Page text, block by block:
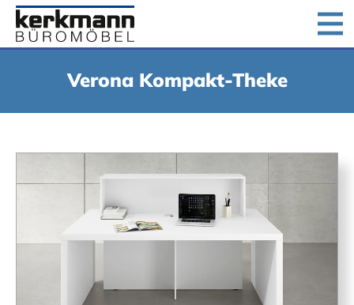
Kontakt
Verona Kompakt-Theke